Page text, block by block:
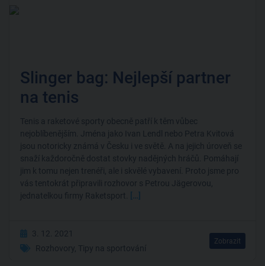
Slinger bag: Nejlepší partner
na tenis
Tenis a raketové sporty obecně patří k těm vůbec
nejoblíbenějším. Jména jako Ivan Lendl nebo Petra Kvitová
jsou notoricky známá v Česku i ve světě. A na jejich úroveň se
snaží každoročně dostat stovky nadějných hráčů. Pomáhají
jim k tomu nejen trenéři, ale i skvělé vybavení. Proto jsme pro
vás tentokrát připravili rozhovor s Petrou Jägerovou,
jednatelkou firmy Raketsport.
[…]
3. 12. 2021
Rozhovory, Tipy na sportování
Zobrazit